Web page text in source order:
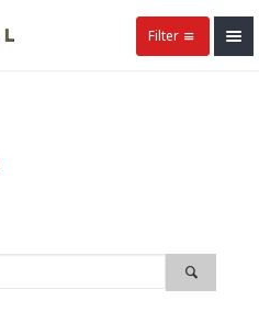
Filter